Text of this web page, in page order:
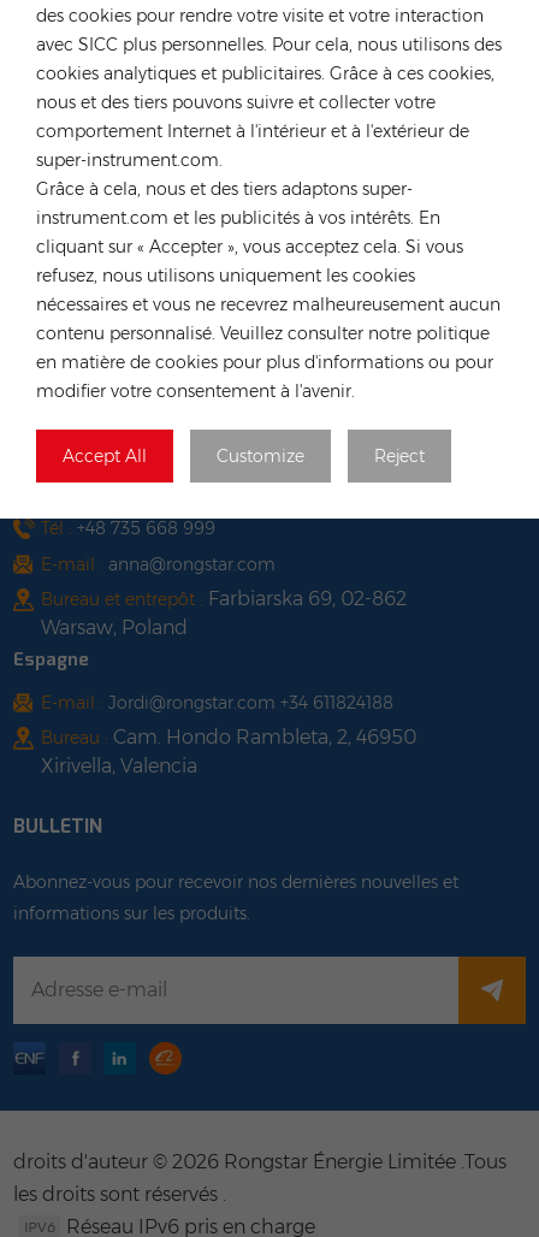
des cookies pour rendre votre visite et votre interaction
avec SICC plus personnelles. Pour cela, nous utilisons des
cookies analytiques et publicitaires. Grâce à ces cookies,
nous et des tiers pouvons suivre et collecter votre
comportement Internet à l'intérieur et à l'extérieur de
super-instrument.com.
Grâce à cela, nous et des tiers adaptons super-
instrument.com et les publicités à vos intérêts. En
cliquant sur « Accepter », vous acceptez cela. Si vous
refusez, nous utilisons uniquement les cookies
nécessaires et vous ne recevrez malheureusement aucun
contenu personnalisé. Veuillez consulter notre politique
en matière de cookies pour plus d'informations ou pour
modifier votre consentement à l'avenir.
Accept All Customize Reject
Bureau et entrepôt :Industriestraße 40, 52457
Aldenhoven, Deutschland
Hong Kong
+852 54222219
E-mail :hk@rongstar.com
Bureau et entrepôt : 39 Kung-Um Road, Yuen
Long, Hong Kong
Viêt Nam
E-mail : vn@rongstar.com
Bureau :102 Phung Van Cung Street,Ward 7,
Phu Nhuan District, HoChi
Entrepôt :263 Go O Moi, Phu Thuan, District
7, Ho Chi Minh City, Vietnam
Pologne
Tél : +48 735 668 999
E-mail : anna@rongstar.com
Bureau et entrepôt : Farbiarska 69, 02-862
Warsaw, Poland
Espagne
E-mail : Jordi@rongstar.com +34 611824188
Bureau : Cam. Hondo Rambleta, 2, 46950
Xirivella, Valencia
BULLETIN
Abonnez-vous pour recevoir nos dernières nouvelles et
informations sur les produits.
droits d'auteur © 2026 Rongstar Énergie Limitée .Tous
les droits sont réservés .
Réseau IPv6 pris en charge